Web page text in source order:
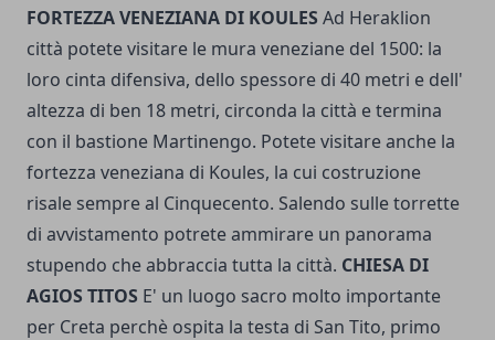
FORTEZZA VENEZIANA DI KOULES Ad Heraklion
città potete visitare le mura veneziane del 1500: la
loro cinta difensiva, dello spessore di 40 metri e dell'
altezza di ben 18 metri, circonda la città e termina
con il bastione Martinengo. Potete visitare anche la
fortezza veneziana di Koules, la cui costruzione
risale sempre al Cinquecento. Salendo sulle torrette
di avvistamento potrete ammirare un panorama
stupendo che abbraccia tutta la città. CHIESA DI
AGIOS TITOS E' un luogo sacro molto importante
per Creta perchè ospita la testa di San Tito, primo